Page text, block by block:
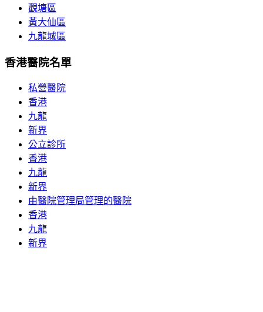
觀塘區
黃大仙區
九龍城區
香港醫院名單
私營醫院
香港
九龍
新界
公立診所
香港
九龍
新界
由醫院管理局管理的醫院
香港
九龍
新界